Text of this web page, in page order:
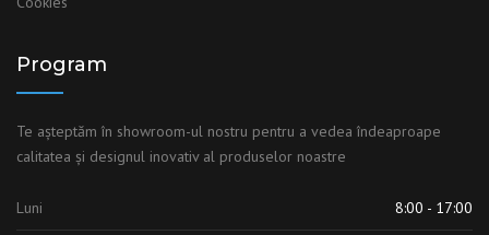
Program
Te așteptăm în showroom-ul nostru pentru a vedea îndeaproape
calitatea și designul inovativ al produselor noastre
Luni 8:00 - 17:00